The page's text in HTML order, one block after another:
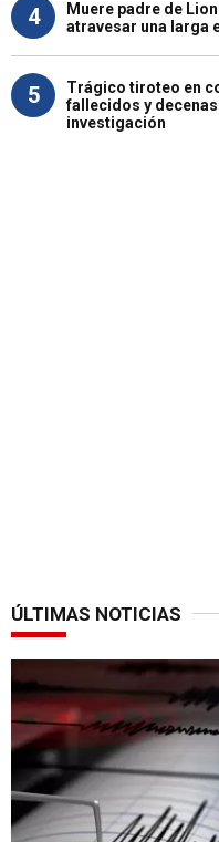
4
Muere padre de
atravesar una larga
5
Trágico tiroteo en
fallecidos y
investigación
ÚLTIMAS NOTICIAS